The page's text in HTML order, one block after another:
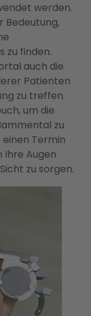
werden.
Bedeutung,
zu finden.
auch die
Patienten
zu treffen.
um die
zu
Termin
Ihre Augen
zu sorgen.